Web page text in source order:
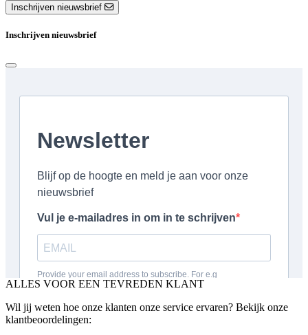
Inschrijven nieuwsbrief
Inschrijven nieuwsbrief
ALLES VOOR EEN TEVREDEN KLANT
Wil jij weten hoe onze klanten onze service ervaren? Bekijk onze
klantbeoordelingen: